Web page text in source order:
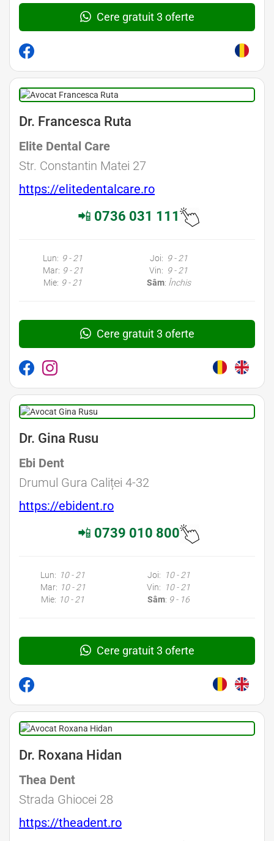
Cere gratuit 3 oferte
Dr. Francesca Ruta
Elite Dental Care
Str. Constantin Matei 27
https://elitedentalcare.ro
📲 0736 031 111
Lun: 9 - 21
Mar: 9 - 21
Mie: 9 - 21
Joi: 9 - 21
Vin: 9 - 21
Sâm: Închis
Cere gratuit 3 oferte
Dr. Gina Rusu
Ebi Dent
Drumul Gura Caliței 4-32
https://ebident.ro
📲 0739 010 800
Lun: 10 - 21
Mar: 10 - 21
Mie: 10 - 21
Joi:
10 - 21
Vin:
10 - 21
Sâm: 9 - 16
Cere gratuit 3 oferte
Dr. Roxana Hidan
Thea Dent
Strada Ghiocei 28
https://theadent.ro